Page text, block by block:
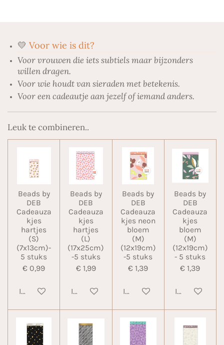
💛 Voor wie is dit?
Voor vrouwen die iets subtiels maar bijzonders
willen dragen.
Voor wie houdt van sieraden met betekenis.
Voor een cadeautje aan jezelf of iemand anders.
Leuk te combineren..
Beads by
DEB
Cadeauza
kjes
hartjes
(S)
(7x13cm)-
5 stuks
€ 0,99
In winkelwagen
Beads by
DEB
Cadeauza
kjes
hartjes
(L)
(17x25cm)
-5 stuks
€ 1,99
In winkelwagen
Beads by
DEB
Cadeauza
kjes neon
bloem
(M)
(12x19cm)
-5 stuks
€ 1,39
In winkelwagen
Beads by
DEB
Cadeauza
kjes
bloem
(M)
(12x19cm)
- 5 stuks
€ 1,39
In